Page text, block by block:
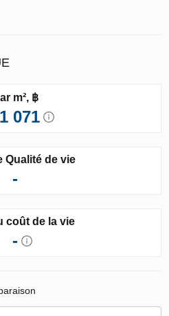
m², ฿
071
Qualité de vie
-
coût de la vie
-